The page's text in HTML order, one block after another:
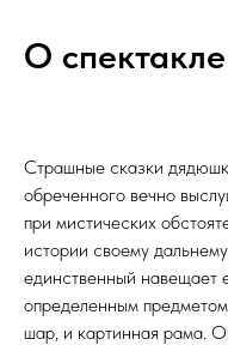
О спектакле
Страшные сказки
обреченного вечно
при мистических
истории своему
единственный навещает
определенным
шар, и картинная рама.